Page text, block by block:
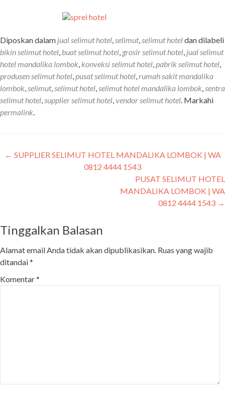
Diposkan dalam jual selimut hotel,selimut,selimut hoteldan dilabeli
bikin selimut hotel, buat selimut hotel, grosir selimut hotel, jual selimut
hotel mandalika lombok, konveksi selimut hotel,pabrik selimut hotel,
produsen selimut hotel,pusat selimut hotel,rumah sakit mandalika
lombok,selimut,selimut hotel,selimut hotel mandalika lombok,sentra
selimut hotel,supplier selimut hotel,vendor selimut hotel. Markahi
permalink.
Navigasi
← SUPPLIER SELIMUT HOTEL MANDALIKA LOMBOK | WA
0812 4444 1543
PUSAT SELIMUT HOTEL
MANDALIKA LOMBOK | WA
0812 4444 1543 →
Tinggalkan Balasan
Alamat email Anda tidak akan dipublikasikan. Ruas yang wajib
ditandai*
Komentar*